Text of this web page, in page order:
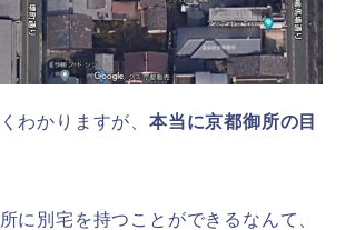
わかりますが、 本当に京都御所の目
に別宅を持つことができるなんて、